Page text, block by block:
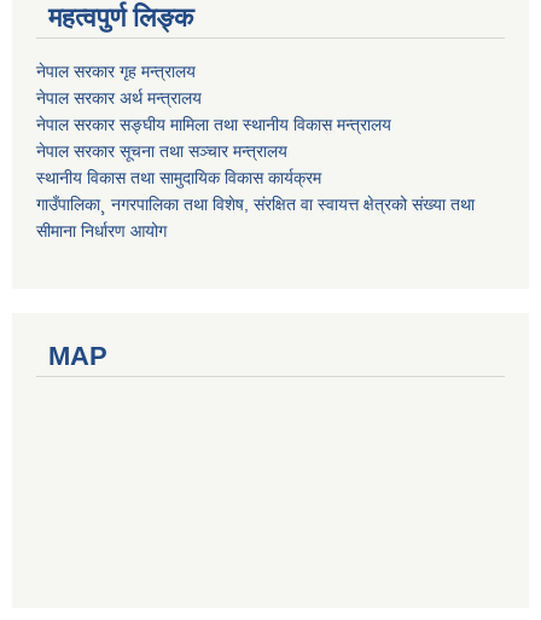
महत्वपुर्ण लिङ्क
नेपाल सरकार गृह मन्त्रालय
नेपाल सरकार अर्थ मन्त्रालय
नेपाल सरकार सङ्घीय मामिला तथा स्थानीय विकास मन्त्रालय
नेपाल सरकार सूचना तथा सञ्चार मन्त्रालय
स्थानीय विकास तथा सामुदायिक विकास कार्यक्रम
गाउँपालिका¸ नगरपालिका तथा विशेष, संरक्षित वा स्वायत्त क्षेत्रको संख्या तथा
सीमाना निर्धारण आयोग
MAP